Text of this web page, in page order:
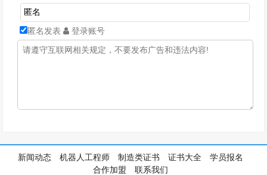
匿名发表 登录账号
新闻动态 机器人工程师 制造类证书 证书大全
学员报名
合作加盟
联系我们